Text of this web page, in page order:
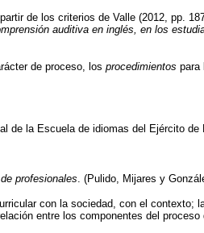
de los criterios de Valle (2012, pp.
auditiva en inglés, en los
de proceso, los procedimientos para
de la Escuela de idiomas del Ejército de
profesionales . (Pulido, Mijares y
con la sociedad, con el contexto;
entre los componentes del proceso